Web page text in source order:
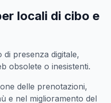
locali di cibo e
di presenza digitale,
obsolete o inesistenti.
delle prenotazioni,
e nel miglioramento del